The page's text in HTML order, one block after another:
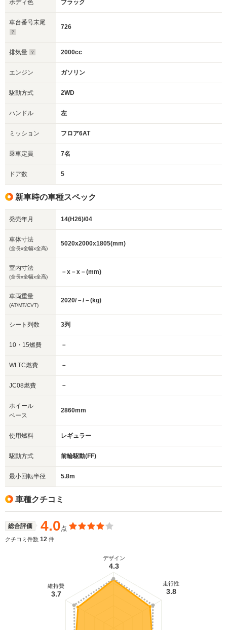
ボディ色 ブラック
車台番号末尾
726
排気量 2000cc
エンジン ガソリン
駆動方式 2WD
ハンドル 左
ミッション フロア6AT
乗車定員 7名
ドア数 5
新車時の車種スペック
発売年月 14(H26)/04
車体寸法
(全長x全幅x全高)
5020x2000x1805(mm)
室内寸法
(全長x全幅x全高)
－x－x－(mm)
車両重量
(AT/MT/CVT)
2020/－/－(kg)
シート列数 3列
10・15燃費 －
WLTC燃費 －
JC08燃費 －
ホイール
ベース
2860mm
使用燃料 レギュラー
駆動方式 前輪駆動(FF)
最小回転半径 5.8m
車種クチコミ
総合評価 4.0点
クチコミ件数 12 件
デザイン
4.3
走行性
3.8
維持費
3.7